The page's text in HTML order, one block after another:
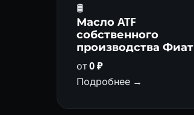
🛢
Масло ATF
собственного
производства Фиат
от0 ₽
Подробнее →